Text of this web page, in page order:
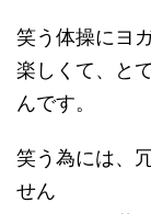
笑う体操にヨ
楽しくて、と
んです。
笑う為には、
せん